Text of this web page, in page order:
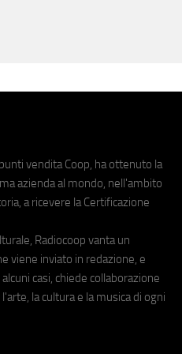
vendita Coop, ha ottenuto la
azienda al mondo, nell'ambito
a ricevere la Certificazione
Radiocoop vanta un
viene inviato in redazione, e
casi, chiede collaborazione
la cultura e la musica di ogni